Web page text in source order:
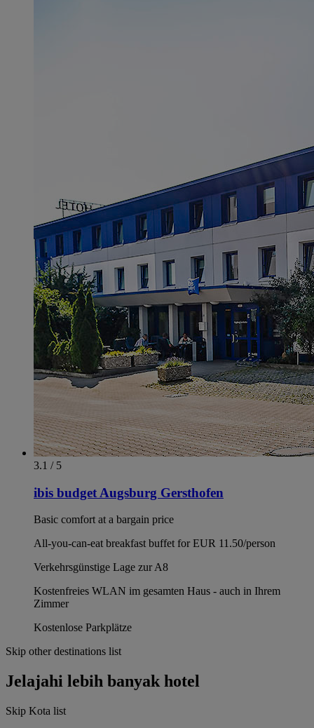
3.1 / 5
ibis budget Augsburg Gersthofen
Basic comfort at a bargain price
All-you-can-eat breakfast buffet for EUR 11.50/person
Verkehrsgünstige Lage zur A8
Kostenfreies WLAN im gesamten Haus - auch in Ihrem
Zimmer
Kostenlose Parkplätze
Skip other destinations list
Jelajahi lebih banyak hotel
Skip Kota list